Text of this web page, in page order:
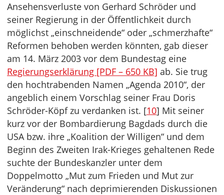
Ansehensverluste von Gerhard Schröder und
seiner Regierung in der Öffentlichkeit durch
möglichst „einschneidende“ oder „schmerzhafte“
Reformen behoben werden könnten, gab dieser
am 14. März 2003 vor dem Bundestag eine
Regierungserklärung [PDF – 650 KB] ab. Sie trug
den hochtrabenden Namen „Agenda 2010“, der
angeblich einem Vorschlag seiner Frau Doris
Schröder-Köpf zu verdanken ist. [10] Mit seiner
kurz vor der Bombardierung Bagdads durch die
USA bzw. ihre „Koalition der Willigen“ und dem
Beginn des Zweiten Irak-Krieges gehaltenen Rede
suchte der Bundeskanzler unter dem
Doppelmotto „Mut zum Frieden und Mut zur
Veränderung“ nach deprimierenden Diskussionen